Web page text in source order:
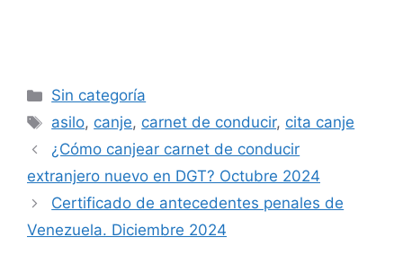
Categorías
Sin categoría
Etiquetas
asilo, canje, carnet de conducir, cita canje
¿Cómo canjear carnet de conducir
extranjero nuevo en DGT? Octubre 2024
Certificado de antecedentes penales de
Venezuela. Diciembre 2024